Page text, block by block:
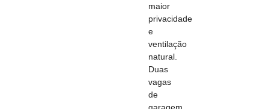
maior
privacidade
e
ventilação
natural.
Duas
vagas
de